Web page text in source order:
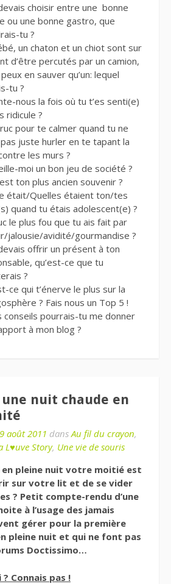
choisir entre une bonne
ou une bonne gastro, que
tu ?
un chaton et un chiot sont sur
d’être percutés par un camion,
en sauver qu’un: lequel
tu ?
nous la fois où tu t’es senti(e)
ridicule ?
pour te calmer quand tu ne
juste hurler en te tapant la
les murs ?
moi un bon jeu de société ?
ton plus ancien souvenir ?
était/Quelles étaient ton/tes
quand tu étais adolescent(e) ?
le plus fou que tu ais fait par
jalousie/avidité/gourmandise ?
offrir un présent à ton
qu’est-ce que tu
?
ce qui t’énerve le plus sur la
? Fais nous un Top 5 !
conseils pourrais-tu me donner
à mon blog ?
nuit chaude en
août 2011 dansAu fil du crayon,
L♥uve Story, Une vie de souris
en pleine nuit votre moitié est
sur votre lit et de se vider
? Petit compte-rendu d’une
à l’usage des jamais
gérer pour la première
pleine nuit et qui ne font pas
Doctissimo…
Connais pas !